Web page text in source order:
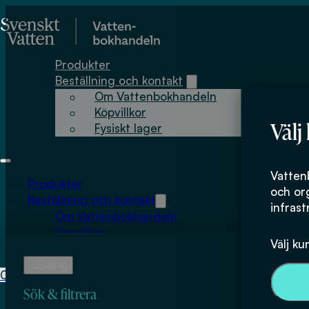
och
Välj
Produkter
Beställning och kontakt
Om Vattenbokhandeln
Köpvillkor
Fysiskt lager
Produkter
Beställning och kontakt
Om Vattenbokhandeln
Köpvillkor
0
kr
Inga produkter i varukorgen.
Bernt Karlsson
Sök & filtrera